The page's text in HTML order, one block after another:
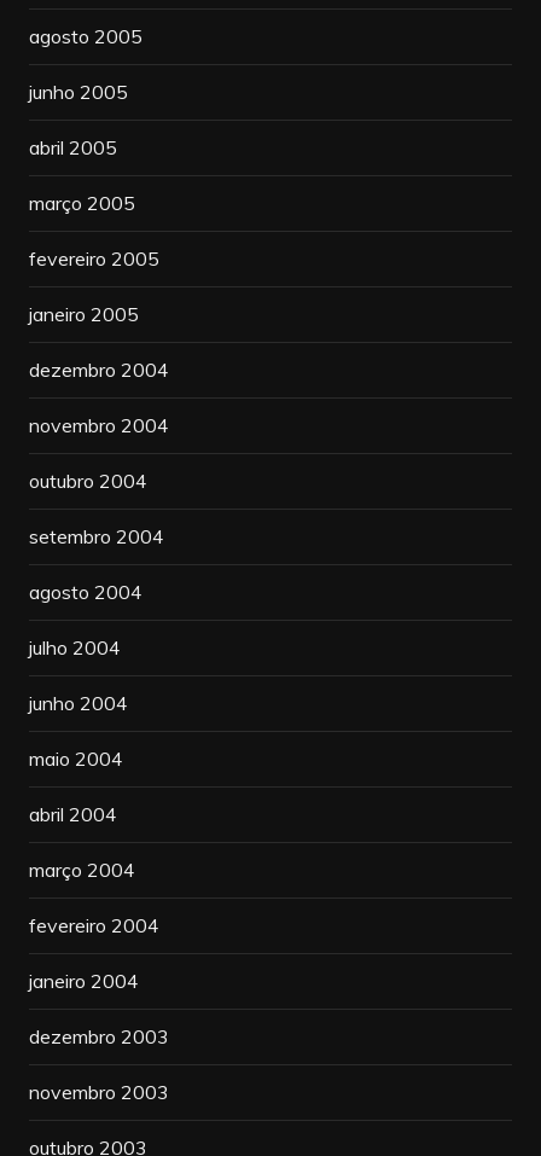
agosto 2005
junho 2005
abril 2005
março 2005
fevereiro 2005
janeiro 2005
dezembro 2004
novembro 2004
outubro 2004
setembro 2004
agosto 2004
julho 2004
junho 2004
maio 2004
abril 2004
março 2004
fevereiro 2004
janeiro 2004
dezembro 2003
novembro 2003
outubro 2003